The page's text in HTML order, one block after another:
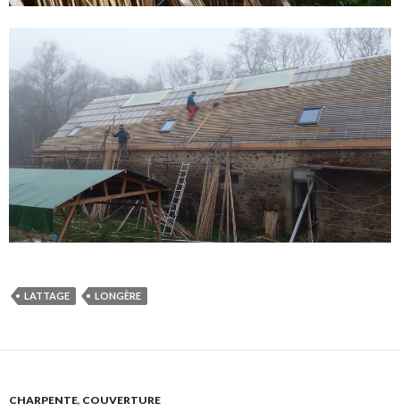
LATTAGE LONGÈRE
CHARPENTE, COUVERTURE